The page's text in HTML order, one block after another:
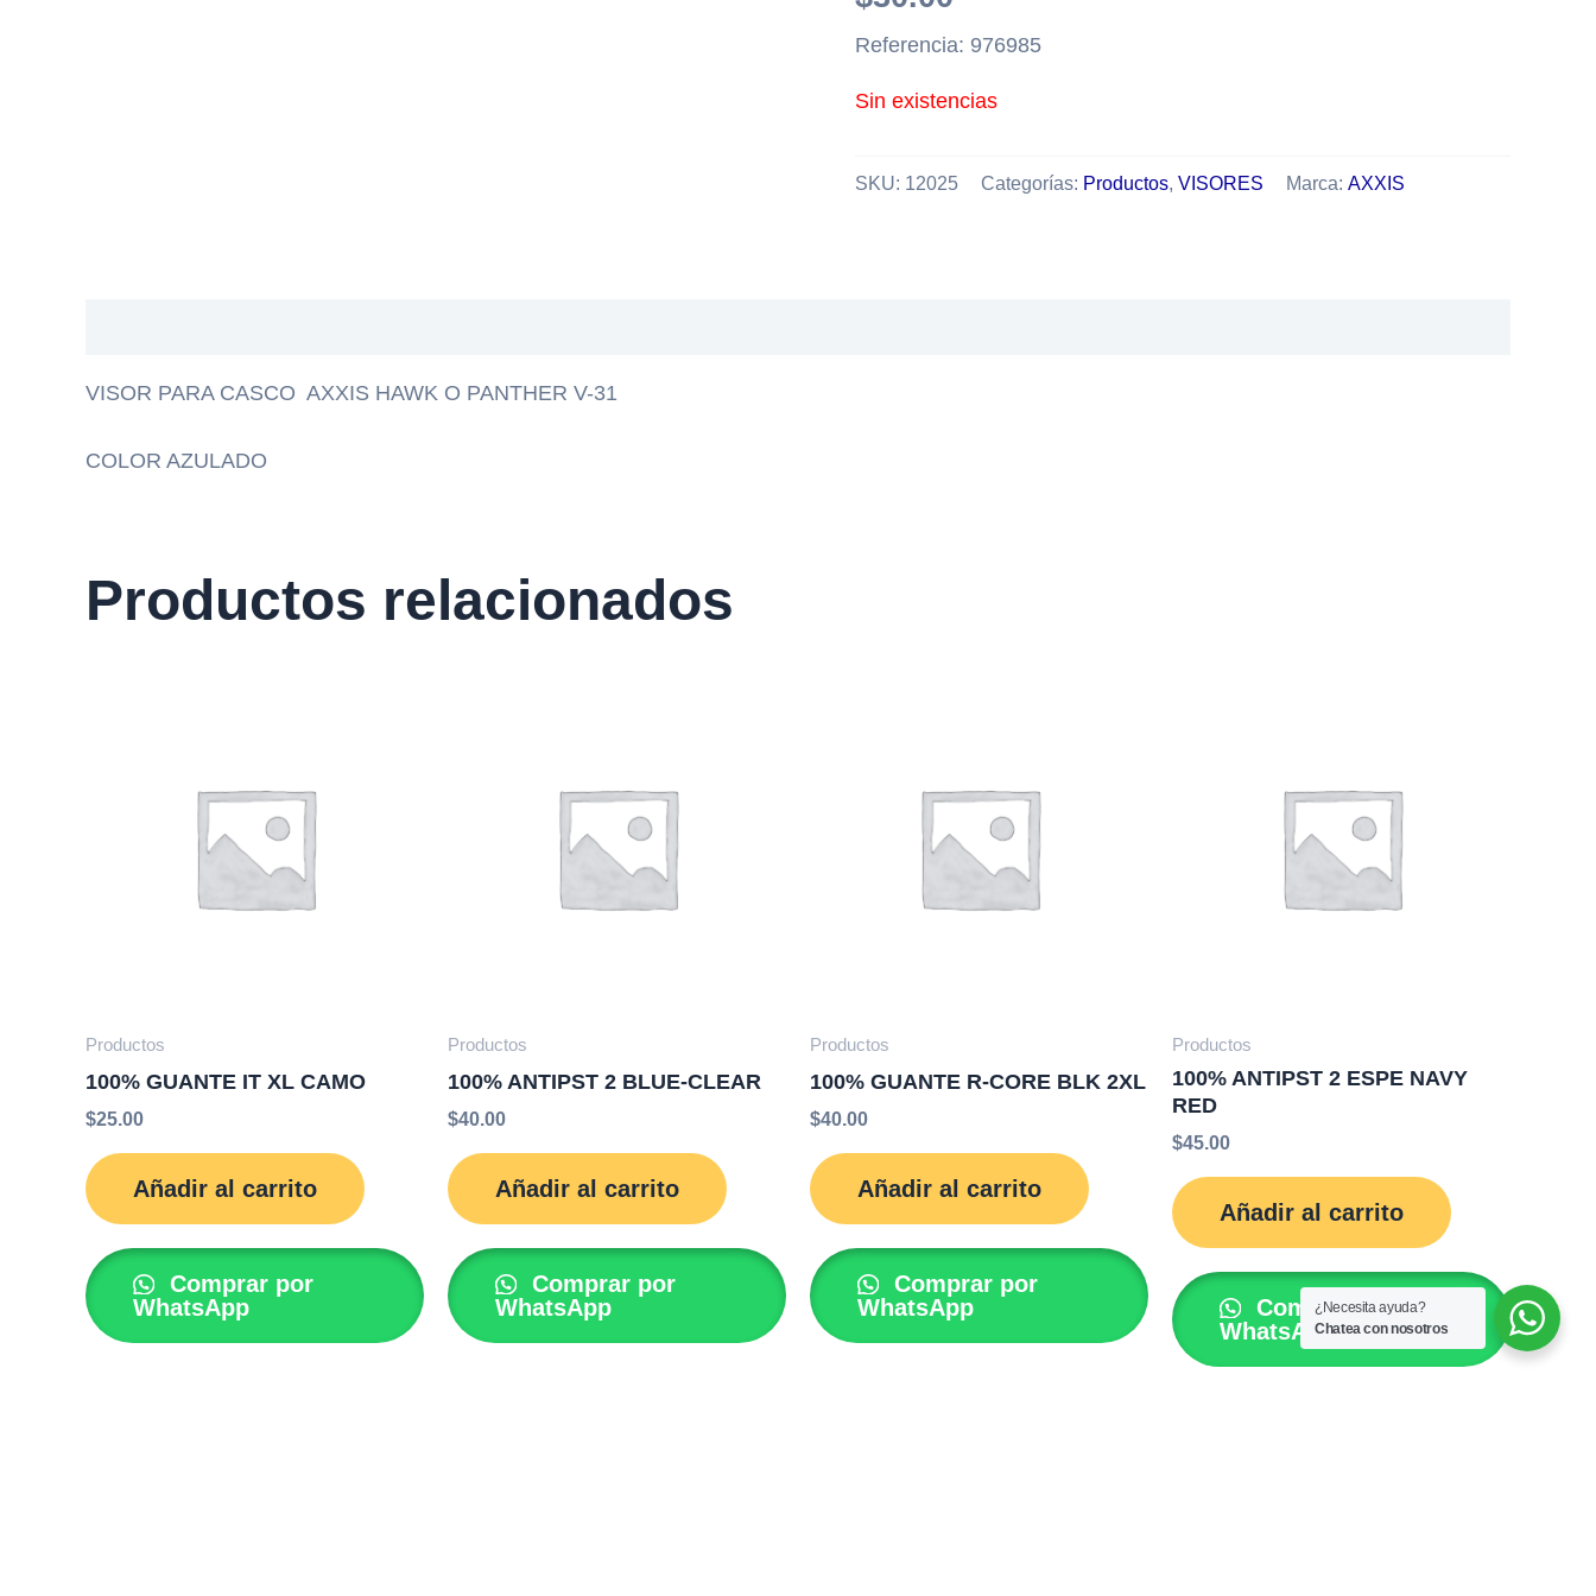
Referencia: 976985
Sin existencias
SKU: 12025 Categorías: Productos VISORES Marca: AXXIS
VISOR PARA CASCO AXXIS HAWK O PANTHER V-31
COLOR AZULADO
Productos relacionados
Productos
100% GUANTE IT XL CAMO
$25.00
Añadir al carrito
Comprar por
WhatsApp
Productos
100% ANTIPST 2 BLUE-CLEAR
$40.00
Añadir al carrito
Comprar por
WhatsApp
Productos
100% GUANTE R-CORE BLK 2XL
$40.00
Añadir al carrito
Comprar por
WhatsApp
Productos
100% ANTIPST 2 ESPE NAVY
RED
$45.00
Añadir al carrito
Comprar por
WhatsApp
¿Necesita ayuda?
Chatea con nosotros